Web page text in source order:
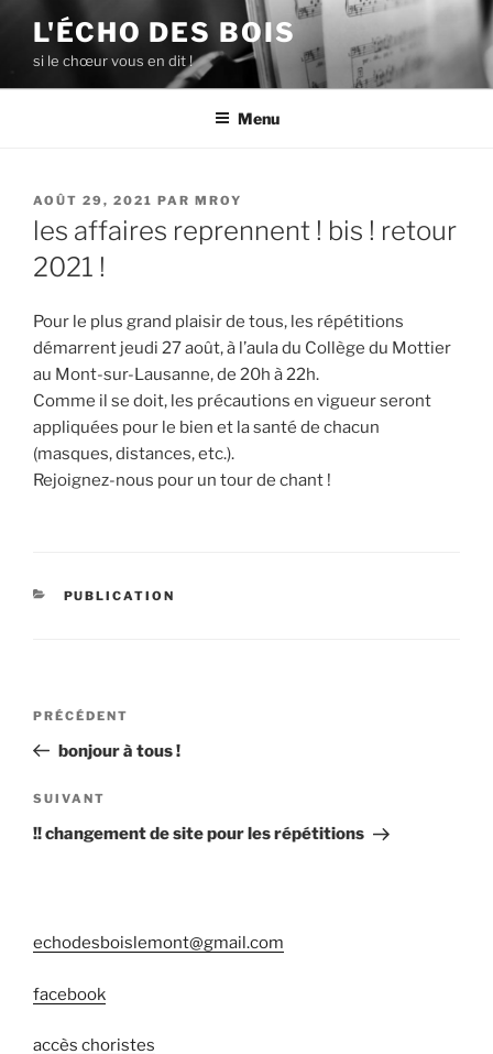
contenu
principal
L'ÉCHO DES BOIS
si le chœur vous en dit !
Menu
PUBLIÉ
LE
AOÛT 29, 2021 PAR MROY
les affaires reprennent ! bis ! retour
2021 !
Pour le plus grand plaisir de tous, les répétitions
démarrent jeudi 27 août, à l’aula du Collège du Mottier
au Mont-sur-Lausanne, de 20h à 22h.
Comme il se doit, les précautions en vigueur seront
appliquées pour le bien et la santé de chacun
(masques, distances, etc.).
Rejoignez-nous pour un tour de chant !
CATÉGORIES
PUBLICATION
Navigation
l’article
Article
précédent
PRÉCÉDENT
bonjour à tous !
Article
suivant
SUIVANT
!! changement de site pour les répétitions
echodesboislemont@gmail.com
facebook
accès choristes